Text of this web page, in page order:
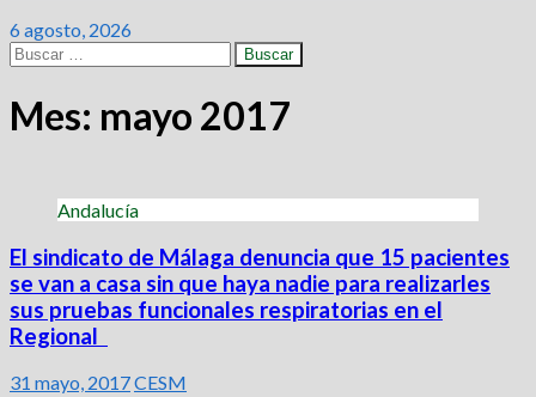
6 agosto, 2026
Buscar:
Mes: mayo 2017
Andalucía
El sindicato de Málaga denuncia que 15 pacientes
se van a casa sin que haya nadie para realizarles
sus pruebas funcionales respiratorias en el
Regional
31 mayo, 2017CESM